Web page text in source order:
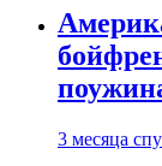
3 месяца